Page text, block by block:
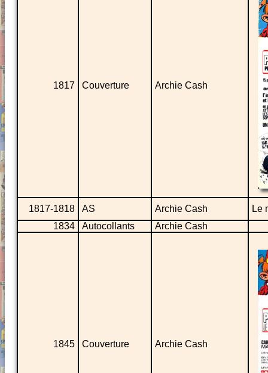
1817 Couverture Archie Cash
1817-1818 AS Archie Cash
Le
1834
Autocollants Archie Cash
1845 Couverture Archie Cash